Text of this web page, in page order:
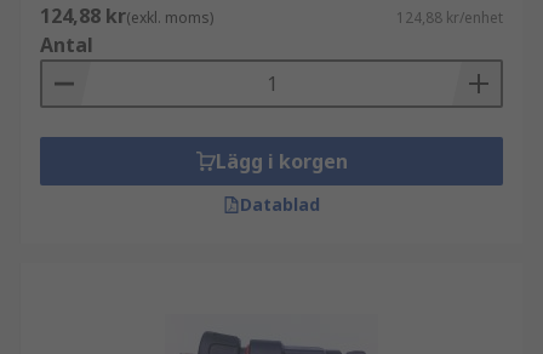
124,88 kr(exkl. moms) 124,88 kr/enhet
Antal
Lägg i korgen
Datablad